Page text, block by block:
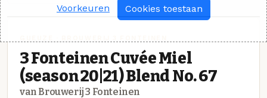
3 Fonteinen Cuvée Miel
(season 20|21) Blend No. 67
van Brouwerij 3 Fonteinen
Voorkeuren Cookies toestaan